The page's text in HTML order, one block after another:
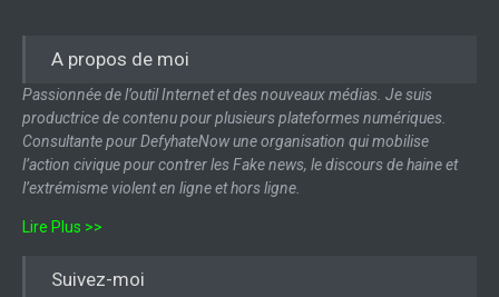
A propos de moi
Passionnée de l’outil Internet et des nouveaux médias. Je suis
productrice de contenu pour plusieurs plateformes numériques.
Consultante pour DefyhateNow une organisation qui mobilise
l’action civique pour contrer les Fake news, le discours de haine et
l’extrémisme violent en ligne et hors ligne.
Lire Plus >>
Suivez-moi